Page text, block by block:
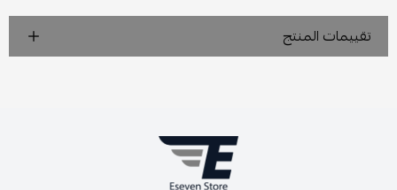
تقييمات المنتج